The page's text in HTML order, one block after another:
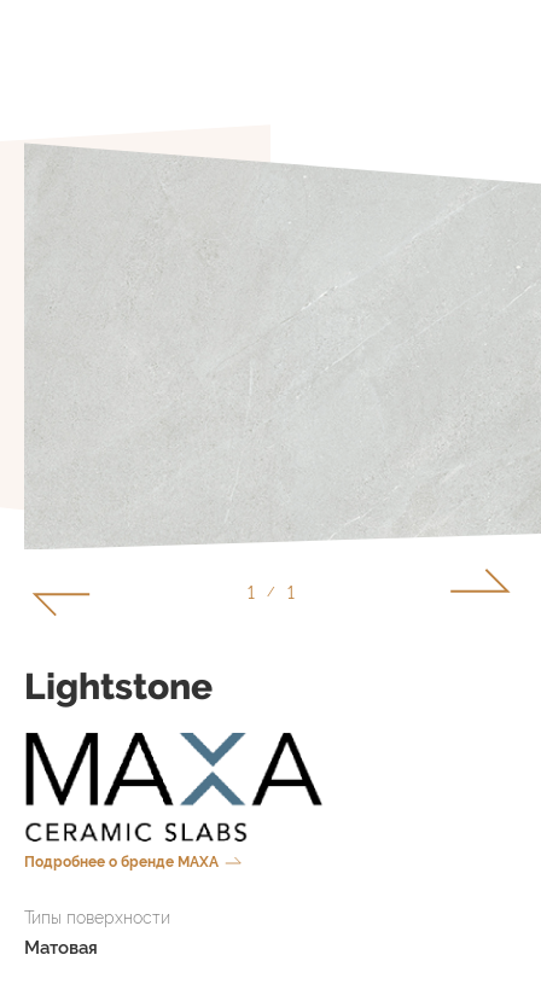
1 / 1
Lightstone
Подробнее о бренде MAXA
Типы поверхности
Матовая